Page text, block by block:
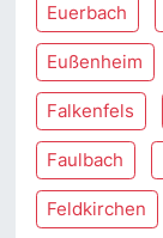
Euerbach
Eußenheim
Falkenfels
Faulbach
Feldkirchen